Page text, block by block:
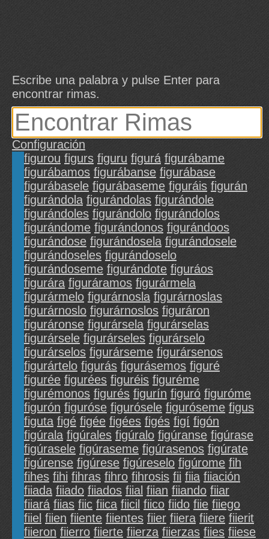
Escribe una palabra y pulse Enter para
encontrar rimas.
Configuración
figurou figurs figuru figurá figurábame
figurábamos figurábanse figurábase
figurábasele figurábaseme figuráis figurán
figurándola figurándolas figurándole
figurándoles figurándolo figurándolos
figurándome figurándonos figurándoos
figurándose figurándosela figurándosele
figurándoseles figurándoselo
figurándoseme figurándote figuráos
figurára figuráramos figurármela
figurármelo figurárnosla figurárnoslas
figurárnoslo figurárnoslos figuráron
figuráronse figurársela figurárselas
figurársele figurárseles figurárselo
figurárselos figurárseme figurársenos
figurártelo figurás figurásemos figuré
figurée figurées figuréis figuréme
figurémonos figurés figurín figuró figuróme
figurón figuróse figurósele figuróseme figus
figuta figé figée figées figés figí figón
figúrala figúrales figúralo figúranse figúrase
figúrasele figúraseme figúrasenos figúrate
figúrense figúrese figúreselo figúrome fih
fihes fihi fihras fihro fihrosis fii fiia fiiación
fiiada fiiado fiiados fiial fiian fiiando fiiar
fiiará fiias fiic fiica fiicil fiico fiido fiie fiiego
fiiel fiien fiiente fiientes fiier fiiera fiiere fiierit
fiieron fiierro fiierte fiierza fiierzas fiies fiiese